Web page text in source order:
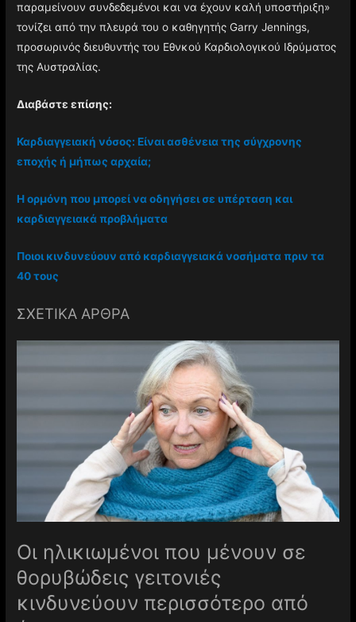
παραμείνουν συνδεδεμένοι και να έχουν καλή υποστήριξη»
τονίζει από την πλευρά του o καθηγητής Garry Jennings,
προσωρινός διευθυντής του Εθνκού Καρδιολογικού Ιδρύματος
της Αυστραλίας.
Διαβάστε επίσης:
Καρδιαγγειακή νόσος: Είναι ασθένεια της σύγχρονης
εποχής ή μήπως αρχαία;
Η ορμόνη που μπορεί να οδηγήσει σε υπέρταση και
καρδιαγγειακά προβλήματα
Ποιοι κινδυνεύουν από καρδιαγγειακά νοσήματα πριν τα
40 τους
ΣΧΕΤΙΚΑ ΑΡΘΡΑ
Οι ηλικιωμένοι που μένουν σε
θορυβώδεις γειτονιές
κινδυνεύουν περισσότερο από